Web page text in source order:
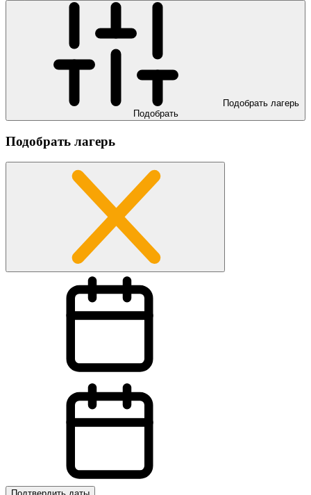
Подобрать лагерь
Подобрать
Подобрать лагерь